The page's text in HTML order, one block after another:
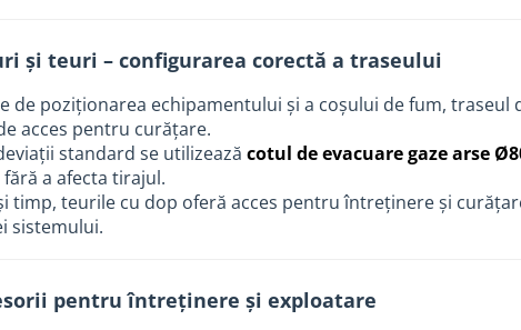
și teuri – configurarea corectă a traseului
de poziționarea echipamentului și a coșului de fum, traseul
acces pentru curățare.
standard se utilizează cotul de evacuare gaze arse
a afecta tirajul.
timp, teurile cu dop oferă acces pentru întreținere și
sistemului.
pentru întreținere și exploatare